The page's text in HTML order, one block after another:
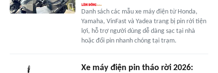
Danh sách các mẫu xe máy điện từ Honda,
Yamaha, VinFast và Yadea trang bị pin rời tiện
lợi, hỗ trợ người dùng dễ dàng sạc tại nhà
hoặc đổi pin nhanh chóng tại trạm.
Xe máy điện pin tháo rời 2026: